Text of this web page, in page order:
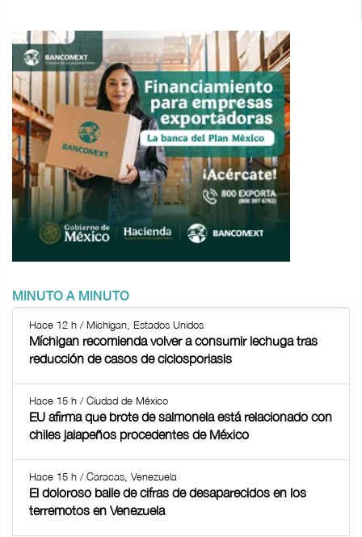
MINUTO A MINUTO
Hace 12 h / Michigan, Estados Unidos
Míchigan recomienda volver a consumir lechuga tras
reducción de casos de ciclosporiasis
Hace 15 h / Ciudad de México
EU afirma que brote de salmonela está relacionado con
chiles jalapeños procedentes de México
Hace 15 h / Caracas, Venezuela
El doloroso baile de cifras de desaparecidos en los
terremotos en Venezuela